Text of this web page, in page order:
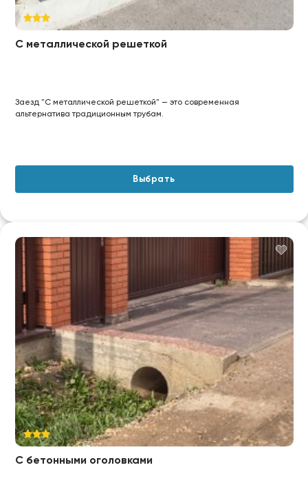
С металлической решеткой
Заезд "С металлической решеткой" — это современная
альтернатива традиционным трубам.
Выбрать
С бетонными оголовками